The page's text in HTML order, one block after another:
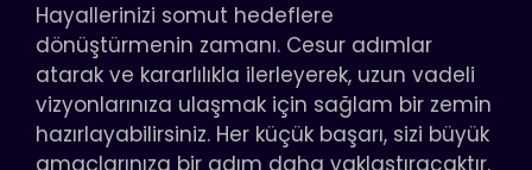
Hayallerinizi somut hedeflere
dönüştürmenin zamanı. Cesur adımlar
atarak ve kararlılıkla ilerleyerek, uzun vadeli
vizyonlarınıza ulaşmak için sağlam bir zemin
hazırlayabilirsiniz. Her küçük başarı, sizi büyük
amaçlarınıza bir adım daha yaklaştıracaktır.